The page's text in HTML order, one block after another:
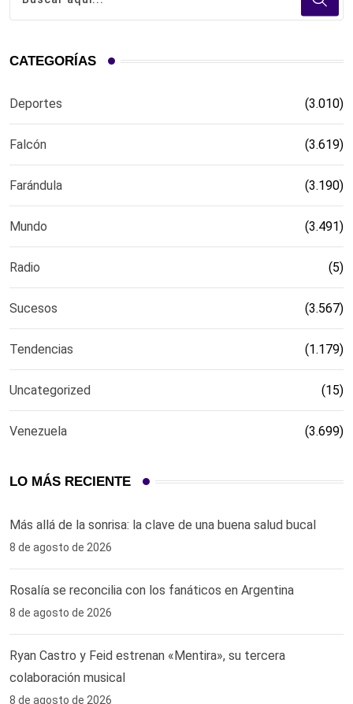
CATEGORÍAS
Deportes (3.010)
Falcón (3.619)
Farándula (3.190)
Mundo (3.491)
Radio (5)
Sucesos (3.567)
Tendencias (1.179)
Uncategorized (15)
Venezuela (3.699)
LO MÁS RECIENTE
Más allá de la sonrisa: la clave de una buena salud bucal
8 de agosto de 2026
Rosalía se reconcilia con los fanáticos en Argentina
8 de agosto de 2026
Ryan Castro y Feid estrenan «Mentira», su tercera
colaboración musical
8 de agosto de 2026